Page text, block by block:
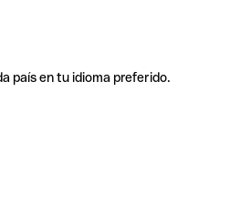
país en tu idioma preferido.